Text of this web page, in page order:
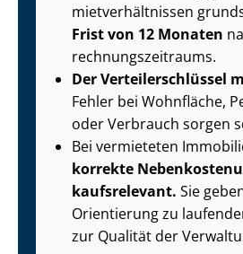
miet­ver­hält­nis­sen
Frist von 12 Monaten
rech­nungs­zeit­raums.
Der Ver­tei­ler­schlüs­sel
Fehler bei Wohnfläche,
oder Verbrauch sorgen
Bei vermieteten
korrekte
kaufs­re­le­vant. Sie
Orientierung zu
zur Qualität der